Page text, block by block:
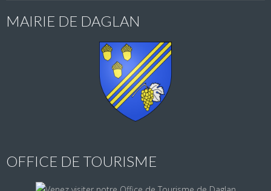
MAIRIE DE DAGLAN
OFFICE DE TOURISME